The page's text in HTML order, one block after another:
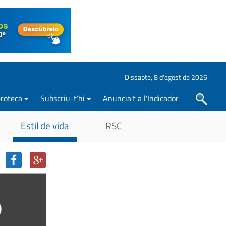
Dissabte, 8 d'agost de 2026
Subscriu-t’hi
Anuncia't a l'Indicador
Cercar
Estil de vida RSC